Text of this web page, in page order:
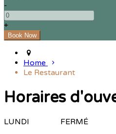
-
+
Home
Le Restaurant
Horaires
LUNDI